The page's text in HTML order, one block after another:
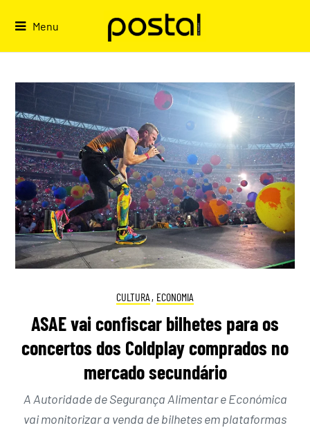
Menu
CULTURA , ECONOMIA
ASAE vai confiscar bilhetes para os
concertos dos Coldplay comprados no
mercado secundário
A Autoridade de Segurança Alimentar e Económica
vai monitorizar a venda de bilhetes em plataformas